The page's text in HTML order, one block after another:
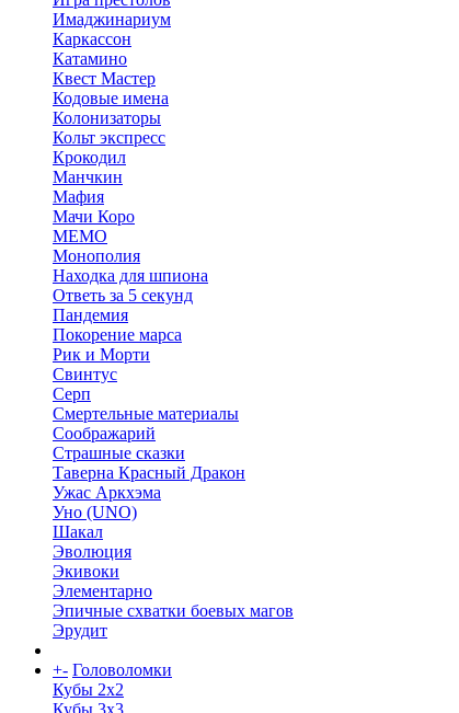
Имаджинариум
Каркассон
Катамино
Квест Мастер
Кодовые имена
Колонизаторы
Кольт экспресс
Крокодил
Манчкин
Мафия
Мачи Коро
МЕМО
Монополия
Находка для шпиона
Ответь за 5 секунд
Пандемия
Покорение марса
Рик и Морти
Свинтус
Серп
Смертельные материалы
Соображарий
Страшные сказки
Таверна Красный Дракон
Ужас Аркхэма
Уно (UNO)
Шакал
Эволюция
Экивоки
Элементарно
Эпичные схватки боевых магов
Эрудит
+- Головоломки
Кубы 2х2